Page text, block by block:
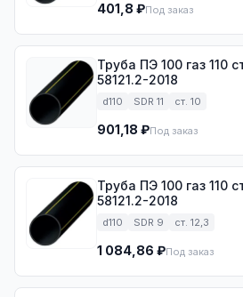
401,8 ₽Под заказ
Труба ПЭ 100 газ 110
58121.2-2018
d110 SDR 11 ст. 10
901,18 ₽Под заказ
Труба ПЭ 100 газ 110
58121.2-2018
d110 SDR 9 ст. 12,3
1 084,86 ₽Под заказ